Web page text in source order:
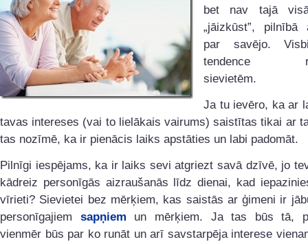
bet nav tajā
„jāizkūst”, pilnībā
par savējo.
tendence
sievietēm.
Ja tu ievēro, ka ar
tavas intereses (vai to lielākais vairums) saistītas tikai ar
tas nozīmē, ka ir pienācis laiks apstāties un labi padomāt.
Pilnīgi iespējams, ka ir laiks sevi atgriezt savā dzīvē, jo
kādreiz personīgās aizraušanās līdz dienai, kad
vīrieti? Sievietei bez mērķiem, kas saistās ar ģimeni ir
personīgajiem sapņiem un mērķiem. Ja tas būs tā,
vienmēr būs par ko runāt un arī savstarpēja interese